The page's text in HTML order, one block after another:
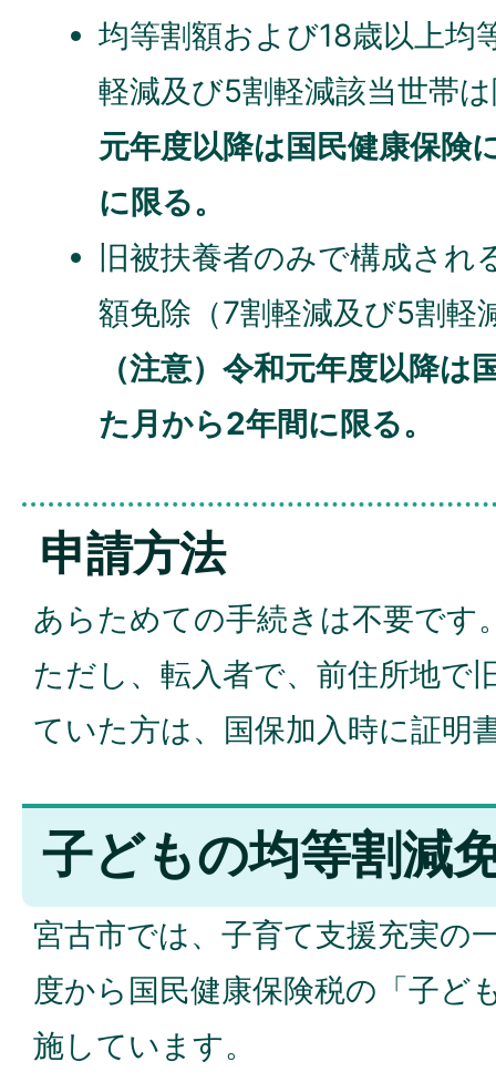
均等割額および18歳以上均
軽減及び5割軽減該当世帯
元年度以降は国民健康保険
に限る。
旧被扶養者のみで構成され
額免除（7割軽減及び5割軽
（注意）令和元年度以降は
た月から2年間に限る。
申請方法
あらためての手続きは不要です
ただし、転入者で、前住所地で
ていた方は、国保加入時に証明
子どもの均等割減
宮古市では、子育て支援充実の
度から国民健康保険税の「子ど
施しています。